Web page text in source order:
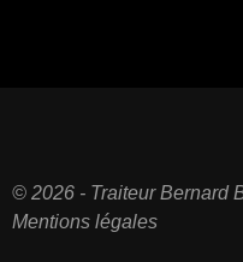
© 2026 - Traiteur Bernard
Mentions légales